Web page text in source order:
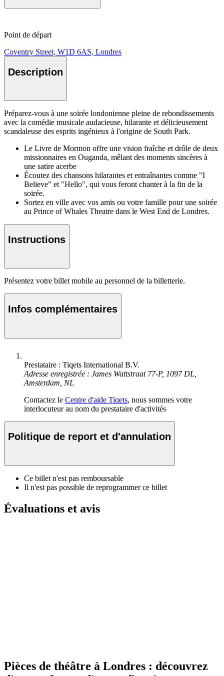
Point de départ
Coventry Street, W1D 6AS, Londres
Description
Préparez-vous à une soirée londonienne pleine de rebondissements
avec la comédie musicale audacieuse, hilarante et délicieusement
scandaleuse des esprits ingénieux à l'origine de South Park.
Le Livre de Mormon offre une vision fraîche et drôle de deux
missionnaires en Ouganda, mêlant des moments sincères à
une satire acerbe
Écoutez des chansons hilarantes et entraînantes comme "I
Believe" et "Hello", qui vous feront chanter à la fin de la
soirée.
Sortez en ville avec vos amis ou votre famille pour une soirée
au Prince of Whales Theatre dans le West End de Londres.
Instructions
Présentez votre billet mobile au personnel de la billetterie.
Infos complémentaires
Prestataire : Tiqets International B.V.
Adresse enregistrée : James Wattstraat 77-P, 1097 DL,
Amsterdam, NL
Contactez le Centre d'aide Tiqets, nous sommes votre
interlocuteur au nom du prestataire d'activités
Politique de report et d'annulation
Ce billet n'est pas remboursable
Il n'est pas possible de reprogrammer ce billet
Évaluations et avis
Pièces de théâtre à Londres : découvrez